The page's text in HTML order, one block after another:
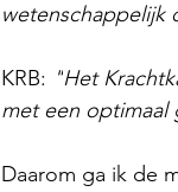
KRB: "Het
met een optimaal
Daarom ga ik de